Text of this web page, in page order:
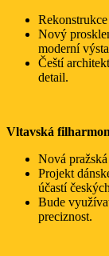
Nový
moderní
Čeští
detail.
Vltavská
Nová
Projekt
účastí
Bude
preciznost.